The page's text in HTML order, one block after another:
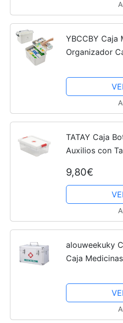
YBCCBY Caja
Organizador
de
Medicamentos
TATAY Caja
Auxilios con
reciclados,
x 36 x 13 cm
9,80€
alouweekuky
Caja
Medicinas,
Asa, Caja de...